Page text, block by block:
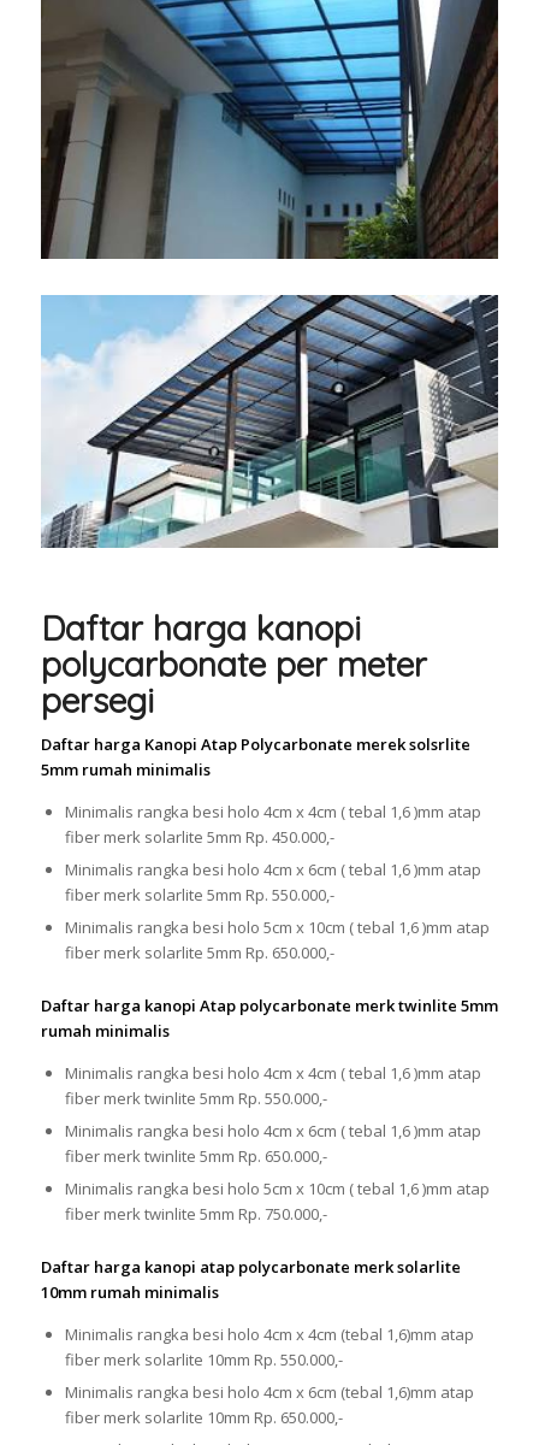
Daftar harga kanopi
polycarbonate per meter
persegi
Daftar harga Kanopi Atap Polycarbonate merek solsrlite
5mm rumah minimalis
Minimalis rangka besi holo 4cm x 4cm ( tebal 1,6 )mm atap
fiber merk solarlite 5mm Rp. 450.000,-
Minimalis rangka besi holo 4cm x 6cm ( tebal 1,6 )mm atap
fiber merk solarlite 5mm Rp. 550.000,-
Minimalis rangka besi holo 5cm x 10cm ( tebal 1,6 )mm atap
fiber merk solarlite 5mm Rp. 650.000,-
Daftar harga kanopi Atap polycarbonate merk twinlite 5mm
rumah minimalis
Minimalis rangka besi holo 4cm x 4cm ( tebal 1,6 )mm atap
fiber merk twinlite 5mm Rp. 550.000,-
Minimalis rangka besi holo 4cm x 6cm ( tebal 1,6 )mm atap
fiber merk twinlite 5mm Rp. 650.000,-
Minimalis rangka besi holo 5cm x 10cm ( tebal 1,6 )mm atap
fiber merk twinlite 5mm Rp. 750.000,-
Daftar harga kanopi atap polycarbonate merk solarlite
10mm rumah minimalis
Minimalis rangka besi holo 4cm x 4cm (tebal 1,6)mm atap
fiber merk solarlite 10mm Rp. 550.000,-
Minimalis rangka besi holo 4cm x 6cm (tebal 1,6)mm atap
fiber merk solarlite 10mm Rp. 650.000,-